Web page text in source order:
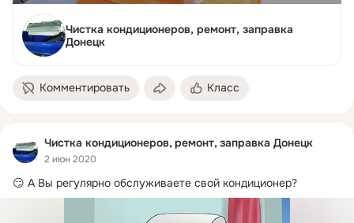
Чистка кондиционеров, ремонт, заправка
Донецк
Комментировать Класс
Чистка кондиционеров, ремонт, заправка Донецк
2 июн 2020
😏 А Вы регулярно обслуживаете свой кондиционер?